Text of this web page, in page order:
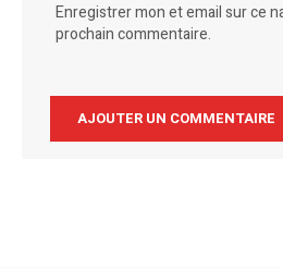
Enregistrer mon et email sur ce
prochain commentaire.